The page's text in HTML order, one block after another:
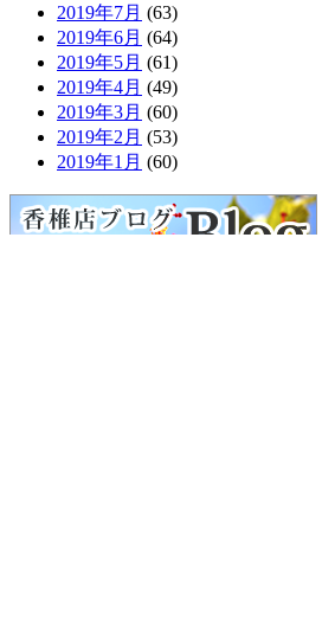
2019年7月 (63)
2019年6月 (64)
2019年5月 (61)
2019年4月 (49)
2019年3月 (60)
2019年2月 (53)
2019年1月 (60)